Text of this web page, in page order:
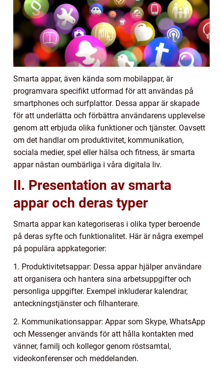
Smarta appar, även kända som mobilappar, är
programvara specifikt utformad för att användas på
smartphones och surfplattor. Dessa appar är skapade
för att underlätta och förbättra användarens upplevelse
genom att erbjuda olika funktioner och tjänster. Oavsett
om det handlar om produktivitet, kommunikation,
sociala medier, spel eller hälsa och fitness, är smarta
appar nästan oumbärliga i våra digitala liv.
II. Presentation av smarta
appar och deras typer
Smarta appar kan kategoriseras i olika typer beroende
på deras syfte och funktionalitet. Här är några exempel
på populära appkategorier:
1. Produktivitetsappar: Dessa appar hjälper användare
att organisera och hantera sina arbetsuppgifter och
personliga uppgifter. Exempel inkluderar kalendrar,
anteckningstjänster och filhanterare.
2. Kommunikationsappar: Appar som Skype, WhatsApp
och Messenger används för att hålla kontakten med
vänner, familj och kollegor genom röstsamtal,
videokonferenser och meddelanden.